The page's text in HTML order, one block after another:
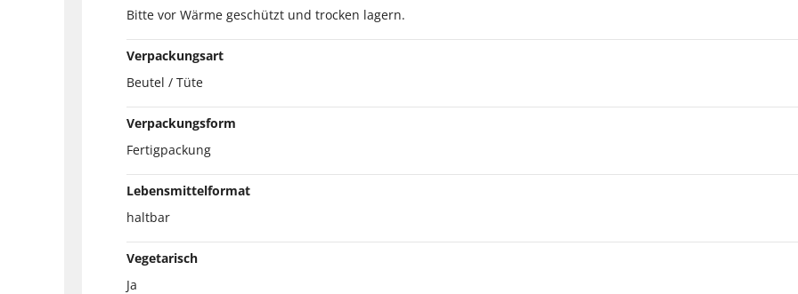
Bitte vor Wärme geschützt und trocken lagern.
Verpackungsart
Beutel / Tüte
Verpackungsform
Fertigpackung
Lebensmittelformat
haltbar
Vegetarisch
Ja